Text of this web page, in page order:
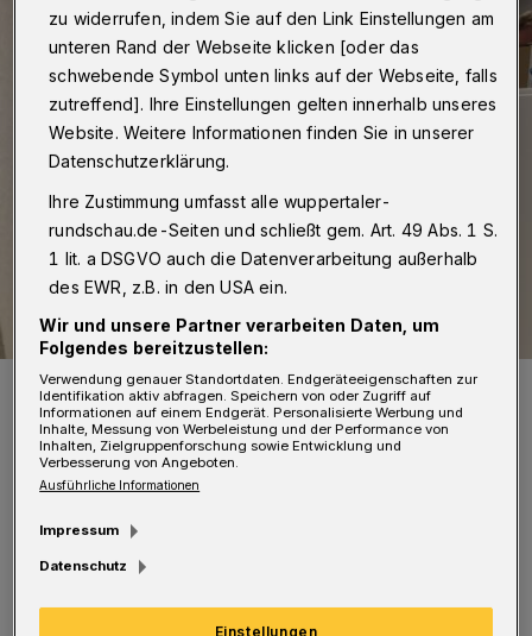
Einige der 86 Aktenordner.
Foto: Stadt Remscheid — Robin Denstorff
W uppertal klagt gegen das Vorhaben, es
zu widerrufen, indem Sie auf den Link Einstellungen am
unteren Rand der Webseite klicken [oder das
schwebende Symbol unten links auf der Webseite, falls
zutreffend]. Ihre Einstellungen gelten innerhalb unseres
Website. Weitere Informationen finden Sie in unserer
Datenschutzerklärung.
Ihre Zustimmung umfasst alle wuppertaler-
rundschau.de-Seiten und schließt gem. Art. 49 Abs. 1 S.
1 lit. a DSGVO auch die Datenverarbeitung außerhalb
des EWR, z.B. in den USA ein.
Wir und unsere Partner verarbeiten Daten, um
Folgendes bereitzustellen:
Verwendung genauer Standortdaten. Endgeräteeigenschaften zur
Identifikation aktiv abfragen. Speichern von oder Zugriff auf
Informationen auf einem Endgerät. Personalisierte Werbung und
Inhalte, Messung von Werbeleistung und der Performance von
Inhalten, Zielgruppenforschung sowie Entwicklung und
Verbesserung von Angeboten.
Ausführliche Informationen
Impressum
Datenschutz
Einstellungen